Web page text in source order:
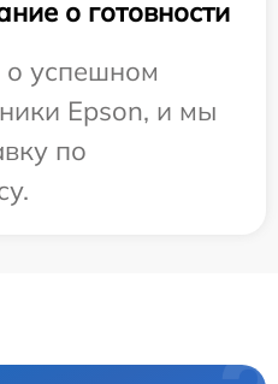
о готовности
успешном
Epson, и мы
по